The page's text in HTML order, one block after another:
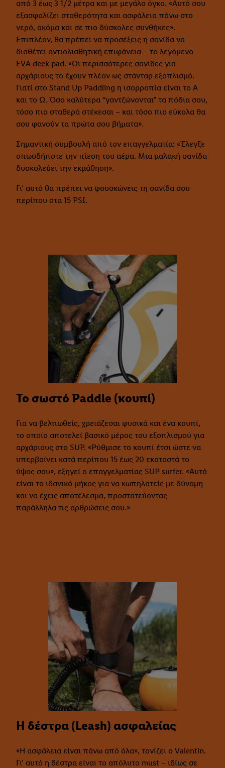
από 3 έως 3 1/2 μέτρα και με μεγάλο όγκο. «Αυτό σου
εξασφαλίζει σταθερότητα και ασφάλεια πάνω στο
νερό, ακόμα και σε πιο δύσκολες συνθήκες».
Επιπλέον, θα πρέπει να προσέξεις η σανίδα να
διαθέτει αντιολισθητική επιφάνεια – το λεγόμενο
EVA deck pad. «Οι περισσότερες σανίδες για
αρχάριους το έχουν πλέον ως στάνταρ εξοπλισμό.
Γιατί στο Stand Up Paddling η ισορροπία είναι το Α
και το Ω. Όσο καλύτερα “γαντζώνονται” τα πόδια σου,
τόσο πιο σταθερά στέκεσαι – και τόσο πιο εύκολα θα
σου φανούν τα πρώτα σου βήματα».
Σημαντική συμβουλή από τον επαγγελματία: «Έλεγξε
οπωσδήποτε την πίεση του αέρα. Μια μαλακή σανίδα
δυσκολεύει την εκμάθηση».
Γι’ αυτό θα πρέπει να φουσκώνεις τη σανίδα σου
περίπου στα 15 PSI.
Το σωστό Paddle (κουπί)
Για να βελτιωθείς, χρειάζεσαι φυσικά και ένα κουπί,
το οποίο αποτελεί βασικό μέρος του εξοπλισμού για
αρχάριους στο SUP. «Ρύθμισε το κουπί έτσι ώστε να
υπερβαίνει κατά περίπου 15 έως 20 εκατοστά το
ύψος σου», εξηγεί ο επαγγελματίας SUP surfer. «Αυτό
είναι το ιδανικό μήκος για να κωπηλατείς με δύναμη
και να έχεις αποτέλεσμα, προστατεύοντας
παράλληλα τις αρθρώσεις σου.»
Η δέστρα (Leash) ασφαλείας
«Η ασφάλεια είναι πάνω από όλα», τονίζει ο Valentin.
Γι’ αυτό η δέστρα είναι το απόλυτο must – ιδίως σε